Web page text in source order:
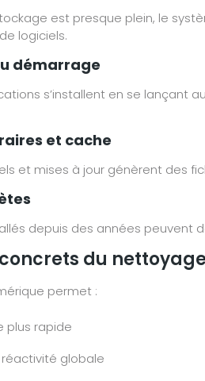
est presque plein, le
logiciels.
démarrage
s’installent en se
et cache
et mises à jour génèrent des
depuis des années peuvent
du
permet :
plus rapide
globale